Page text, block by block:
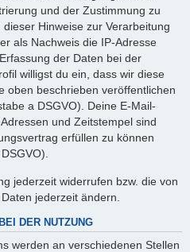
und der Zustimmung zu
Hinweise zur Verarbeitung
als Nachweis die IP-Adresse
der Daten bei der
willigst du ein, dass wir diese
oben beschrieben veröffentlichen
a DSGVO). Deine E-Mail-
und Zeitstempel sind
erfüllen zu können
jederzeit widerrufen bzw. die von
jederzeit ändern.
DER NUTZUNG
werden an verschiedenen Stellen